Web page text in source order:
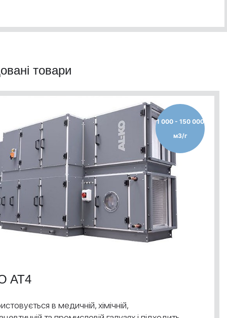
товари
1 000 - 150 000
м3/г
AT4
в медичній, хімічній,